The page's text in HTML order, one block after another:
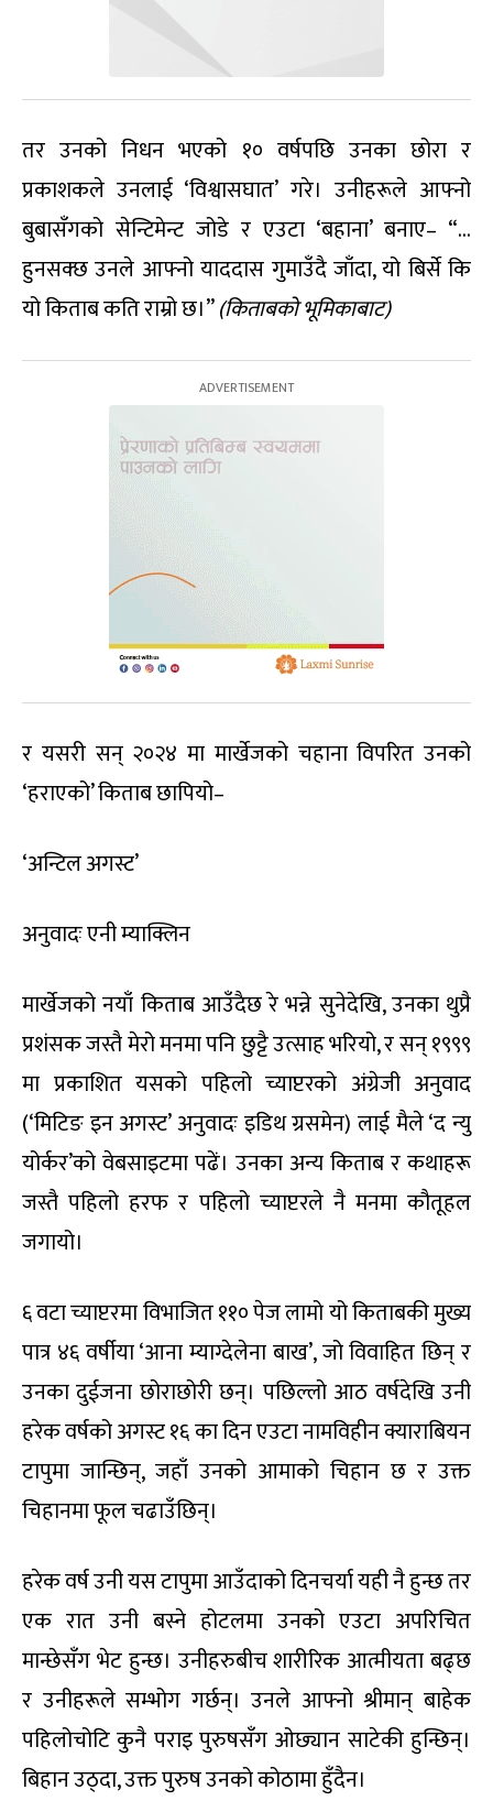
तर उनको निधन भएको १० वर्षपछि उनका छोरा र
प्रकाशकले उनलाई ‘विश्वासघात’ गरे। उनीहरूले आफ्नो
बुबासँगको सेन्टिमेन्ट जोडे र एउटा ‘बहाना’ बनाए– “…
हुनसक्छ उनले आफ्नो याददास गुमाउँदै जाँदा, यो बिर्से कि
यो किताब कति राम्रो छ।”(किताबको भूमिकाबाट)
र यसरी सन् २०२४ मा मार्खेजको चहाना विपरित उनको
‘हराएको’ किताब छापियो–
‘अन्टिल अगस्ट’
अनुवादः एनी म्याक्लिन
मार्खेजको नयाँ किताब आउँदैछ रे भन्ने सुनेदेखि, उनका थुप्रै
प्रशंसक जस्तै मेरो मनमा पनि छुट्टै उत्साह भरियो, र सन् १९९९
मा प्रकाशित यसको पहिलो च्याप्टरको अंग्रेजी अनुवाद
(‘मिटिङ इन अगस्ट’ अनुवादः इडिथ ग्रसमेन) लाई मैले ‘द न्यु
योर्कर’को वेबसाइटमा पढें। उनका अन्य किताब र कथाहरू
जस्तै पहिलो हरफ र पहिलो च्याप्टरले नै मनमा कौतूहल
जगायो।
६ वटा च्याप्टरमा विभाजित ११० पेज लामो यो किताबकी मुख्य
पात्र ४६ वर्षीया ‘आना म्याग्देलेना बाख’, जो विवाहित छिन् र
उनका दुईजना छोराछोरी छन्। पछिल्लो आठ वर्षदेखि उनी
हरेक वर्षको अगस्ट १६ का दिन एउटा नामविहीन क्याराबियन
टापुमा जान्छिन्, जहाँ उनको आमाको चिहान छ र उक्त
चिहानमा फूल चढाउँछिन्।
हरेक वर्ष उनी यस टापुमा आउँदाको दिनचर्या यही नै हुन्छ तर
एक रात उनी बस्ने होटलमा उनको एउटा अपरिचित
मान्छेसँग भेट हुन्छ। उनीहरुबीच शारीरिक आत्मीयता बढ्छ
र उनीहरूले सम्भोग गर्छन्। उनले आफ्नो श्रीमान् बाहेक
पहिलोचोटि कुनै पराइ पुरुषसँग ओछ्यान साटेकी हुन्छिन्।
बिहान उठ्दा, उक्त पुरुष उनको कोठामा हुँदैन।